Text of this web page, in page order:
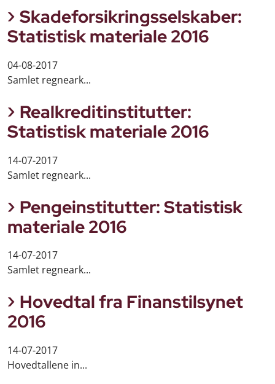
Skadeforsikringsselskaber:
Statistisk materiale 2016
04-08-2017
Samlet regneark...
Realkreditinstitutter:
Statistisk materiale 2016
14-07-2017
Samlet regneark...
Pengeinstitutter: Statistisk
materiale 2016
14-07-2017
Samlet regneark...
Hovedtal fra Finanstilsynet
2016
14-07-2017
Hovedtallene in...